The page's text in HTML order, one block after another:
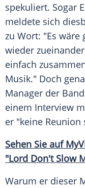
spekuliert. Sogar
meldete sich
zu Wort: "Es
wieder
einfach
Musik." Doch
Manager der
einem Interview
er "keine Reunion
Sehen Sie auf
"Lord Don't Slow
Warum er dieser